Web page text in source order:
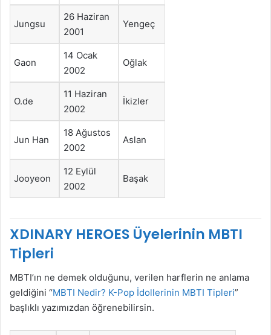
Jungsu
26 Haziran
2001
Yengeç
Gaon
14 Ocak
2002
Oğlak
O.de
11 Haziran
2002
İkizler
Jun Han
18 Ağustos
2002
Aslan
Jooyeon
12 Eylül
2002
Başak
XDINARY HEROES Üyelerinin MBTI
Tipleri
MBTI’ın ne demek olduğunu, verilen harflerin ne anlama
geldiğini “MBTI Nedir? K-Pop İdollerinin MBTI Tipleri”
başlıklı yazımızdan öğrenebilirsin.